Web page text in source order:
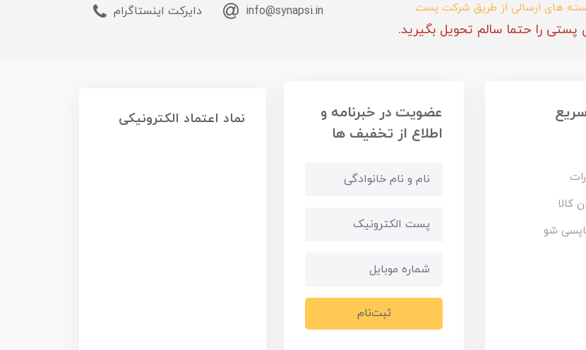
بسته های ارسالی از طریق شرکت پست
را حتما سالم تحویل بگیرید.
info@synapsi.in دایرکت اینستاگرام
کالا
شو
عضویت در خبرنامه و
اطلاع از تخفیف ها
ثبت‌نام
نماد اعتماد الکترونیکی